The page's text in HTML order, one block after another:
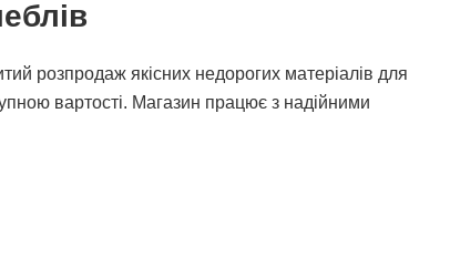
розпродаж якісних недорогих матеріалів для
вартості. Магазин працює з надійними